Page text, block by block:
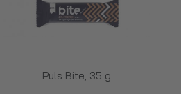
Puls Bite, 35 g